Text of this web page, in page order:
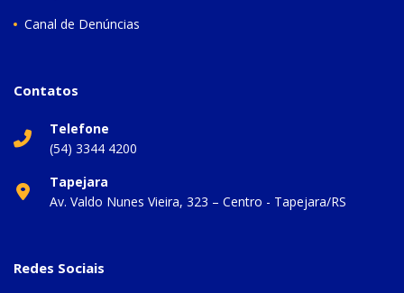
Canal de Denúncias
Contatos
Telefone
(54) 3344 4200
Tapejara
Av. Valdo Nunes Vieira, 323 – Centro - Tapejara/RS
Redes Sociais